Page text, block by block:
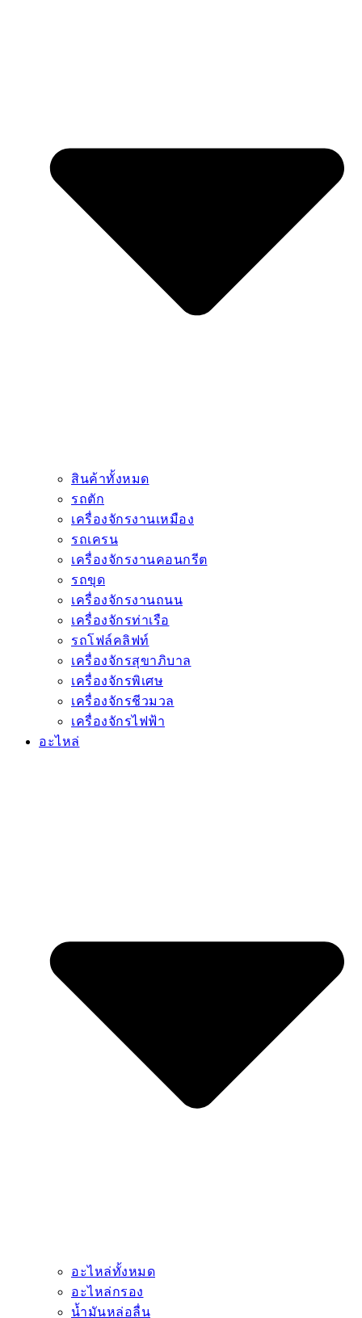
สินค้าทั้งหมด
รถตัก
เครื่องจักรงานเหมือง
รถเครน
เครื่องจักรงานคอนกรีต
รถขุด
เครื่องจักรงานถนน
เครื่องจักรท่าเรือ
รถโฟล์คลิฟท์
เครื่องจักรสุขาภิบาล
เครื่องจักรพิเศษ
เครื่องจักรชีวมวล
เครื่องจักรไฟฟ้า
อะไหล่
อะไหล่ทั้งหมด
อะไหล่กรอง
น้ำมันหล่อลื่น